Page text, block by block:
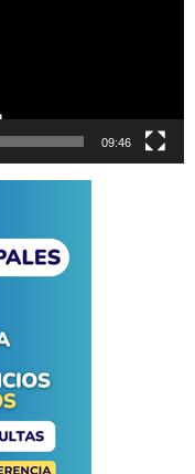
09:46